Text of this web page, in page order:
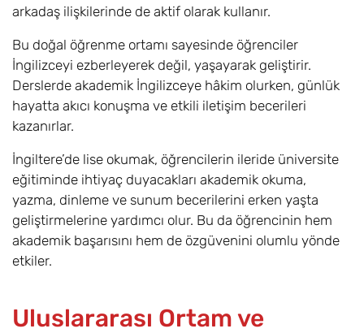
arkadaş ilişkilerinde de aktif olarak kullanır.
Bu doğal öğrenme ortamı sayesinde öğrenciler
İngilizceyi ezberleyerek değil, yaşayarak geliştirir.
Derslerde akademik İngilizceye hâkim olurken, günlük
hayatta akıcı konuşma ve etkili iletişim becerileri
kazanırlar.
İngiltere’de lise okumak, öğrencilerin ileride üniversite
eğitiminde ihtiyaç duyacakları akademik okuma,
yazma, dinleme ve sunum becerilerini erken yaşta
geliştirmelerine yardımcı olur. Bu da öğrencinin hem
akademik başarısını hem de özgüvenini olumlu yönde
etkiler.
Uluslararası Ortam ve